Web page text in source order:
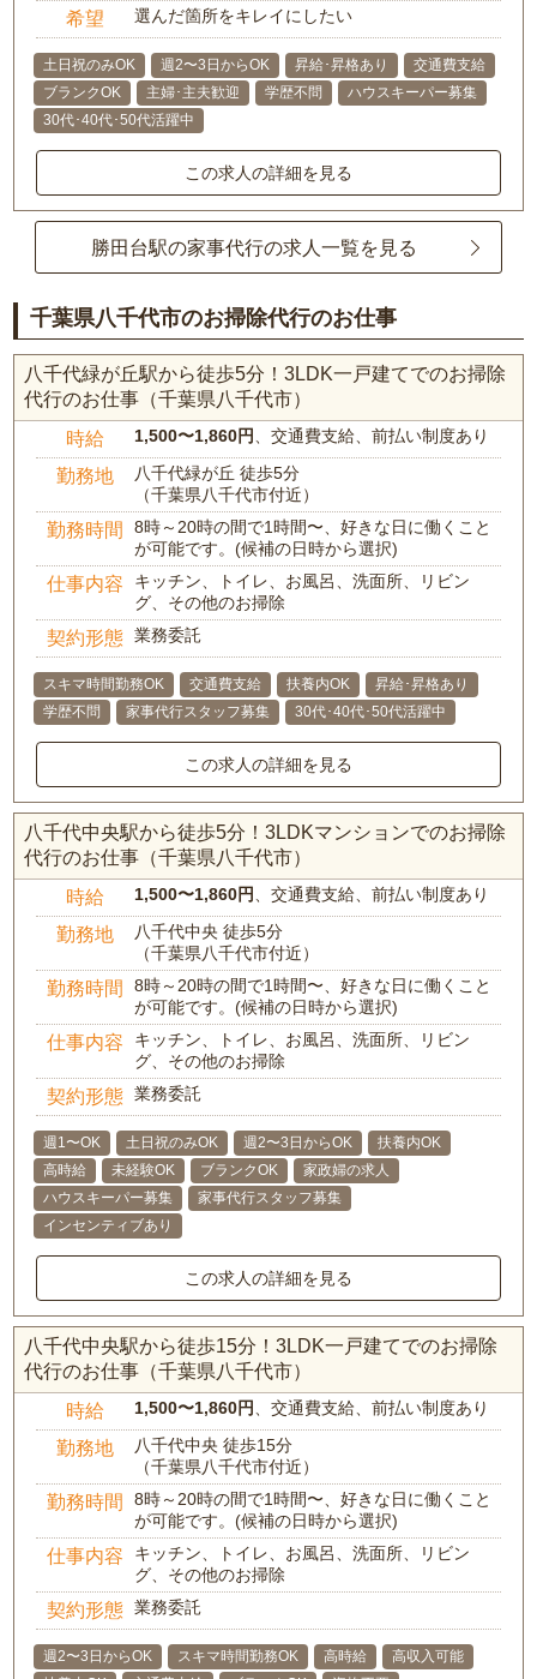
希望 選んだ箇所をキレイにしたい
土日祝のみOK 週2〜3日からOK 昇給･昇格あり
交通費支給
ブランクOK
主婦･主夫歓迎 学歴不問
ハウスキーパー募集
30代･40代･50代活躍中
この求人の詳細を見る
勝田台駅の家事代行の求人一覧を見る
千葉県八千代市のお掃除代行のお仕事
八千代緑が丘駅から徒歩5分！3LDK一戸建てでのお掃除
代行のお仕事（千葉県八千代市）
時給 1,500〜1,860円 、交通費支給、前払い制度あり
勤務地
八千代緑が丘 徒歩5分
（千葉県八千代市付近）
勤務時間
8時～20時の間で1時間〜、好きな日に働くこと
が可能です。(候補の日時から選択)
仕事内容
キッチン、トイレ、お風呂、洗面所、リビン
グ、その他のお掃除
契約形態 業務委託
スキマ時間勤務OK 交通費支給 扶養内OK
昇給･昇格あり
学歴不問
家事代行スタッフ募集 30代･40代･50代活躍中
この求人の詳細を見る
八千代中央駅から徒歩5分！3LDKマンションでのお掃除
代行のお仕事（千葉県八千代市）
時給 1,500〜1,860円 、交通費支給、前払い制度あり
勤務地
八千代中央 徒歩5分
（千葉県八千代市付近）
勤務時間
8時～20時の間で1時間〜、好きな日に働くこと
が可能です。(候補の日時から選択)
仕事内容
キッチン、トイレ、お風呂、洗面所、リビン
グ、その他のお掃除
契約形態 業務委託
週1〜OK 土日祝のみOK 週2〜3日からOK
扶養内OK
高時給
未経験OK ブランクOK
家政婦の求人
ハウスキーパー募集
家事代行スタッフ募集
インセンティブあり
この求人の詳細を見る
八千代中央駅から徒歩15分！3LDK一戸建てでのお掃除
代行のお仕事（千葉県八千代市）
時給 1,500〜1,860円 、交通費支給、前払い制度あり
勤務地
八千代中央 徒歩15分
（千葉県八千代市付近）
勤務時間
8時～20時の間で1時間〜、好きな日に働くこと
が可能です。(候補の日時から選択)
仕事内容
キッチン、トイレ、お風呂、洗面所、リビン
グ、その他のお掃除
契約形態 業務委託
週2〜3日からOK スキマ時間勤務OK 高時給
高収入可能